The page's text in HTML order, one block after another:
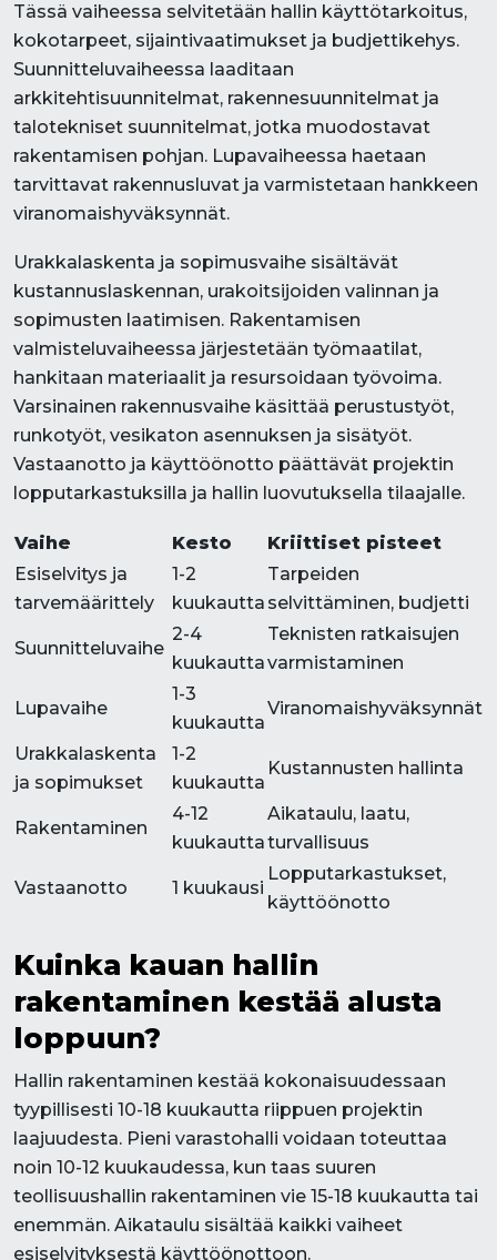
Tässä vaiheessa selvitetään hallin käyttötarkoitus,
kokotarpeet, sijaintivaatimukset ja budjettikehys.
Suunnitteluvaiheessa laaditaan
arkkitehtisuunnitelmat, rakennesuunnitelmat ja
talotekniset suunnitelmat, jotka muodostavat
rakentamisen pohjan. Lupavaiheessa haetaan
tarvittavat rakennusluvat ja varmistetaan hankkeen
viranomaishyväksynnät.
Urakkalaskenta ja sopimusvaihe sisältävät
kustannuslaskennan, urakoitsijoiden valinnan ja
sopimusten laatimisen. Rakentamisen
valmisteluvaiheessa järjestetään työmaatilat,
hankitaan materiaalit ja resursoidaan työvoima.
Varsinainen rakennusvaihe käsittää perustustyöt,
runkotyöt, vesikaton asennuksen ja sisätyöt.
Vastaanotto ja käyttöönotto päättävät projektin
lopputarkastuksilla ja hallin luovutuksella tilaajalle.
Vaihe Kesto
Kriittiset pisteet
Esiselvitys ja
tarvemäärittely
1-2
kuukautta
Tarpeiden
selvittäminen, budjetti
Suunnitteluvaihe
2-4
kuukautta
Teknisten ratkaisujen
varmistaminen
Lupavaihe
1-3
kuukautta
Viranomaishyväksynnät
Urakkalaskenta
ja sopimukset
1-2
kuukautta
Kustannusten hallinta
Rakentaminen
4-12
kuukautta
Aikataulu, laatu,
turvallisuus
Vastaanotto 1 kuukausi
Lopputarkastukset,
käyttöönotto
Kuinka kauan hallin
rakentaminen kestää alusta
loppuun?
Hallin rakentaminen kestää kokonaisuudessaan
tyypillisesti 10-18 kuukautta riippuen projektin
laajuudesta. Pieni varastohalli voidaan toteuttaa
noin 10-12 kuukaudessa, kun taas suuren
teollisuushallin rakentaminen vie 15-18 kuukautta tai
enemmän. Aikataulu sisältää kaikki vaiheet
esiselvityksestä käyttöönottoon.